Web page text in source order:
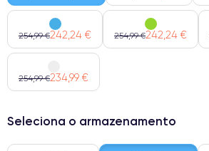
254,99 €242,24 € 254,99 €242,24 €
254,99 €234,99 €
Seleciona o armazenamento